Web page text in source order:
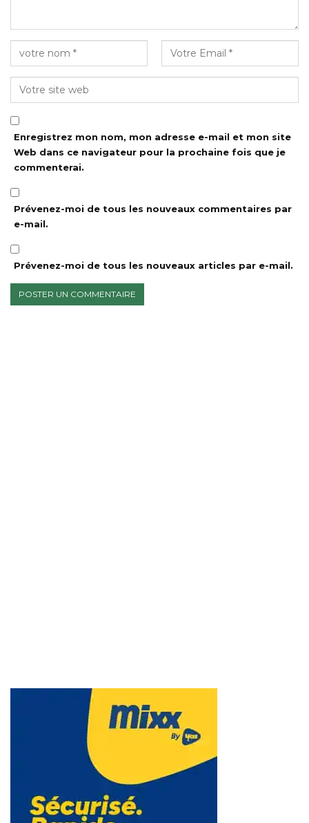
Enregistrez mon nom, mon adresse e-mail et mon site
Web dans ce navigateur pour la prochaine fois que je
commenterai.
Prévenez-moi de tous les nouveaux commentaires par
e-mail.
Prévenez-moi de tous les nouveaux articles par e-mail.